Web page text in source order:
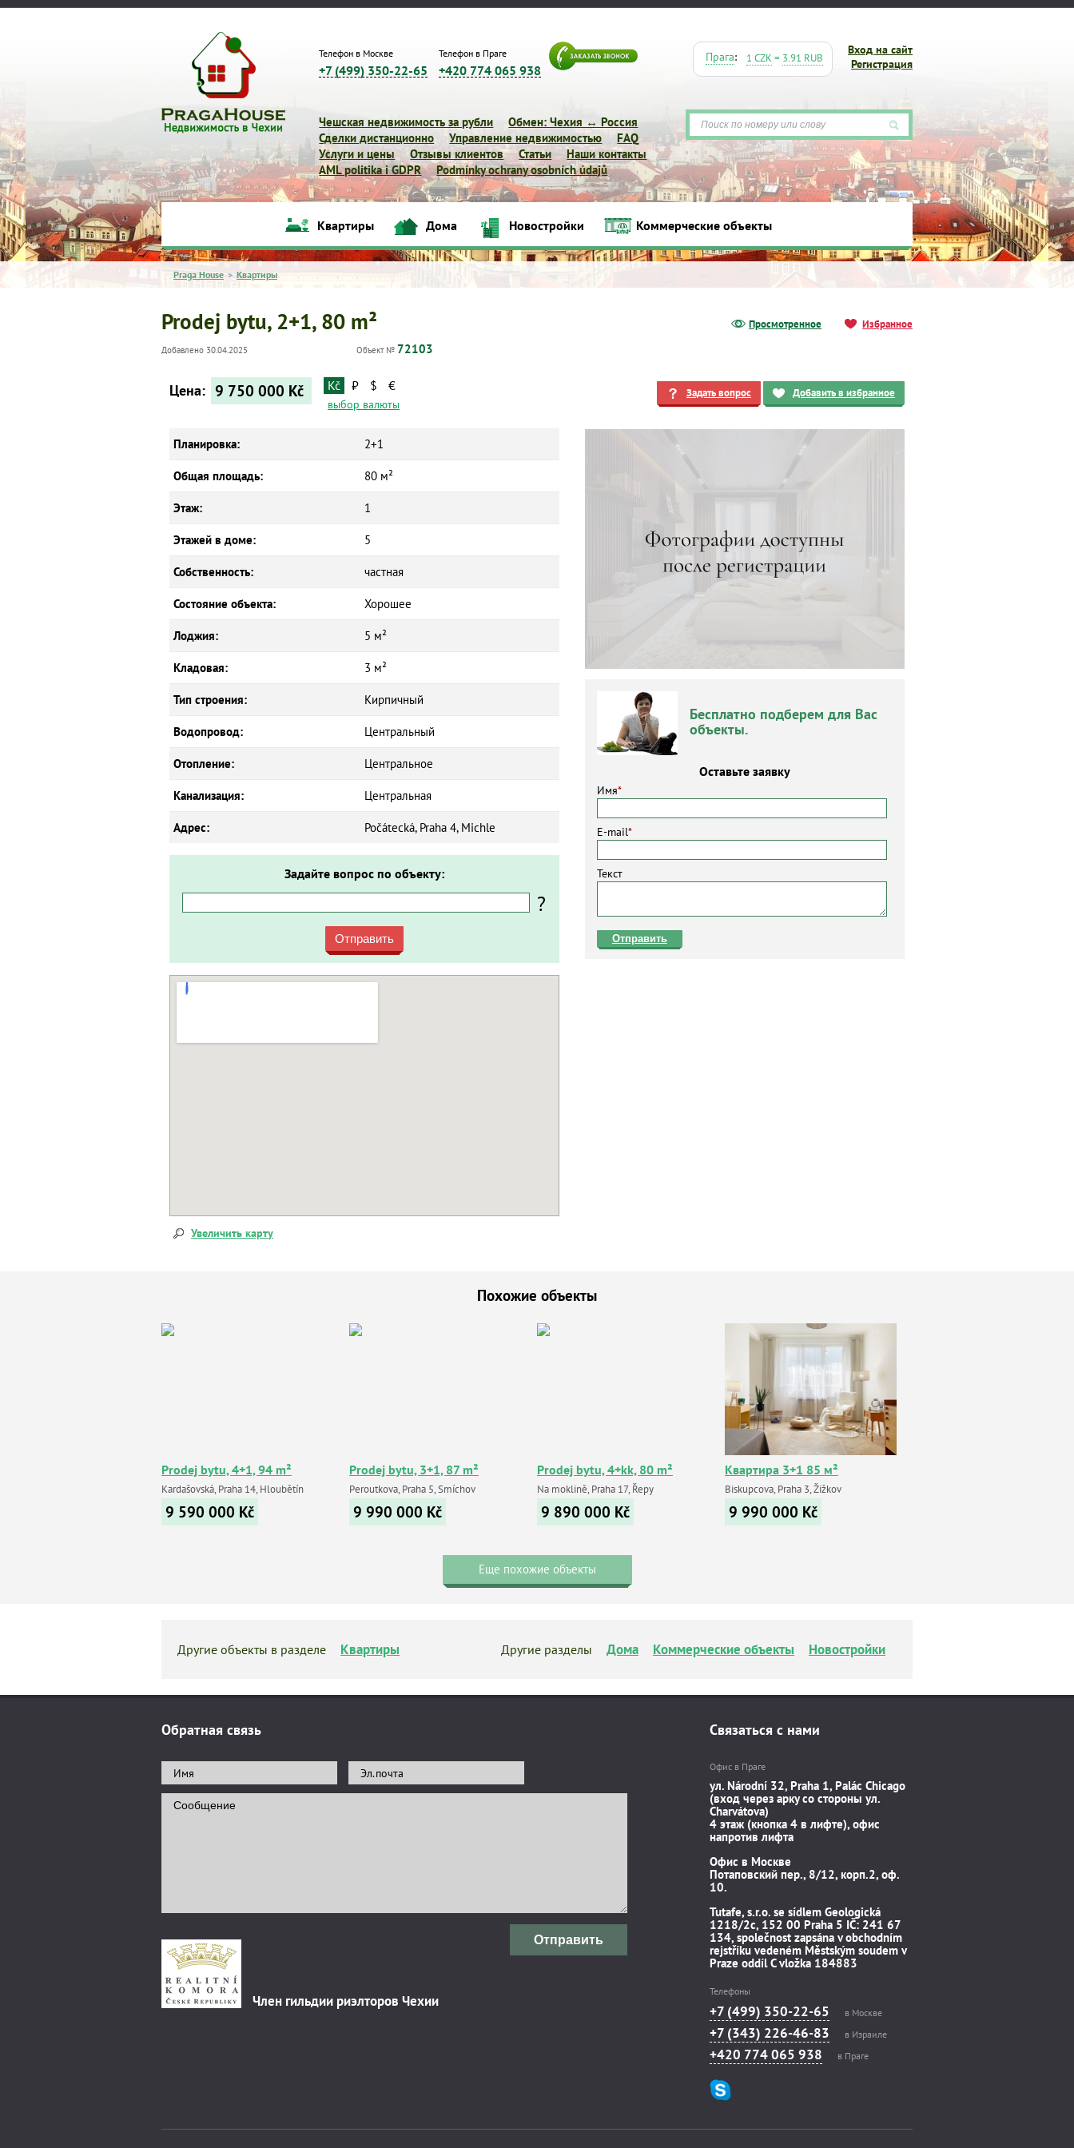
Телефон в Москве
+7 (499) 350-22-65
Телефон в Праге
+420 774 065 938
Вход на сайт
Регистрация
Прага: 1 CZK= 3.91 RUB
Чешская недвижимость за рубли
Обмен: Чехия ↔ Россия
Сделки дистанционно
Управление недвижимостью
FAQ
Услуги и цены
Отзывы клиентов Статьи
Наши контакты
AML politika i GDPR
Podmínky ochrany osobních údajů
Квартиры Дома Новостройки Коммерческие объекты
Квартиры Дома Новостройки Коммерческие объекты
Praga House > Квартиры
Просмотренное Избранное
Prodej bytu, 2+1, 80 m²
Добавлено 30.04.2025 Объект № 72103
Задать вопрос Добавить в избранное
Бесплатно подберем для Вас
объекты.
Оставьте заявку
Имя*
E-mail*
Текст
Отправить
Цена: 9 750 000 Kč Kč ₽ $ €
выбор валюты
Планировка: 2+1
Общая площадь: 80 м²
Этаж: 1
Этажей в доме: 5
Собственность: частная
Состояние объекта: Хорошее
Лоджия: 5 м²
Кладовая: 3 м²
Тип строения: Кирпичный
Водопровод: Центральный
Отопление: Центральное
Канализация: Центральная
Адрес: Počátecká, Praha 4, Michle
Задайте вопрос по объекту:
?
Отправить
Увеличить карту
Похожие объекты
Prodej bytu, 4+1, 94 m²
Kardašovská, Praha 14, Hloubětín
9 590 000 Kč
Prodej bytu, 3+1, 87 m²
Peroutkova, Praha 5, Smíchov
9 990 000 Kč
Prodej bytu, 4+kk, 80 m²
Na moklině, Praha 17, Řepy
9 890 000 Kč
Квартира 3+1 85 м²
Biskupcova, Praha 3, Žižkov
9 990 000 Kč
Еще похожие объекты
Другие объекты в разделе Квартиры Другие разделы Дома Коммерческие объекты Новостройки
Обратная связь
Отправить
Член гильдии риэлторов Чехии
Связаться с нами
Офис в Праге
ул. Národní 32, Praha 1, Palác Chicago
(вход через арку со стороны ул.
Charvátova)
4 этаж (кнопка 4 в лифте), офис
напротив лифта
Офис в Москве
Потаповский пер., 8/12, корп.2, оф.
10.
Tutafe, s.r.o. se sídlem Geologická
1218/2c, 152 00 Praha 5 IČ: 241 67
134, společnost zapsána v obchodním
rejstříku vedeném Městským soudem v
Praze oddíl C vložka 184883
Телефоны
+7 (499) 350-22-65 в Москве
+7 (343) 226-46-83 в Израиле
+420 774 065 938 в Праге